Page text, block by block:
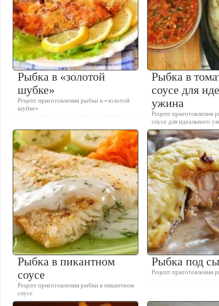
Рыбка в «золотой
шубке»
Рецепт приготовления рыбки в «золотой
шубке»
Рыбка в
соусе для
ужина
Рецепт приготовления
соусе для идеального
Рыбка в пикантном
соусе
Рецепт приготовления рыбки в пикантном
соусе
Рыбка под
Рецепт приготовления